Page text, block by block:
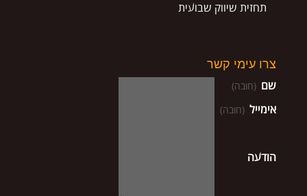
תחזית שיווק שבועית
צרו עימי קשר
שם (חובה)
אימייל (חובה)
הודעה